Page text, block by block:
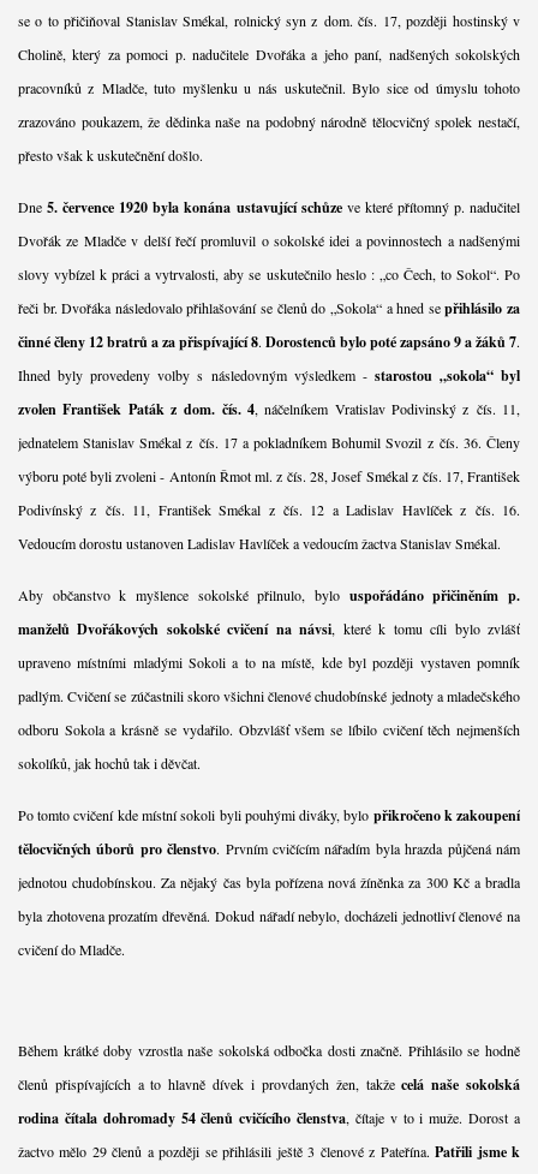
se o to přičiňoval Stanislav Smékal, rolnický syn z dom. čís. 17, později hostinský v
Cholině, který za pomoci p. nadučitele Dvořáka a jeho paní, nadšených sokolských
pracovníků z Mladče, tuto myšlenku u nás uskutečnil. Bylo sice od úmyslu tohoto
zrazováno poukazem, že dědinka naše na podobný národně tělocvičný spolek nestačí,
přesto však k uskutečnění došlo.
Dne5. července 1920 byla konána ustavující schůzeve které přítomný p. nadučitel
Dvořák ze Mladče v delší řečí promluvil o sokolské idei a povinnostech a nadšenými
slovy vybízel k práci a vytrvalosti, aby se uskutečnilo heslo : „co Čech, to Sokol“. Po
řeči br. Dvořáka následovalo přihlašování se členů do „Sokola“ a hned sepřihlásilo za
činné členy 12 bratrů a za přispívající 8.Dorostenců bylo poté zapsáno 9 a žáků 7.
Ihned byly provedeny volby s následovným výsledkem -starostou „sokola“ byl
zvolen František Paták z dom. čís. 4, náčelníkem Vratislav Podivinský z čís. 11,
jednatelem Stanislav Smékal z čís. 17 a pokladníkem Bohumil Svozil z čís. 36. Členy
výboru poté byli zvoleni - Antonín Řmot ml. z čís. 28, Josef Smékal z čís. 17, František
Podivínský z čís. 11, František Smékal z čís. 12 a Ladislav Havlíček z čís. 16.
Vedoucím dorostu ustanoven Ladislav Havlíček a vedoucím žactva Stanislav Smékal.
Aby občanstvo k myšlence sokolské přilnulo, bylo uspořádáno přičiněním p.
manželů Dvořákových sokolské cvičení na návsi, které k tomu cíli bylo zvlášť
upraveno místními mladými Sokoli a to na místě, kde byl později vystaven pomník
padlým. Cvičení se zúčastnili skoro všichni členové chudobínské jednoty a mladečského
odboru Sokola a krásně se vydařilo. Obzvlášť všem se líbilo cvičení těch nejmenších
sokolíků, jak hochů tak i děvčat.
Po tomto cvičení kde místní sokoli byli pouhými diváky, bylo přikročeno k zakoupení
tělocvičných úborů pro členstvo. Prvním cvičícím nářadím byla hrazda půjčená nám
jednotou chudobínskou. Za nějaký čas byla pořízena nová žíněnka za 300 Kč a bradla
byla zhotovena prozatím dřevěná. Dokud nářadí nebylo, docházeli jednotliví členové na
cvičení do Mladče.
Během krátké doby vzrostla naše sokolská odbočka dosti značně. Přihlásilo se hodně
členů přispívajících a to hlavně dívek i provdaných žen, takžecelá naše sokolská
rodina čítala dohromady 54 členů cvičícího členstva, čítaje v to i muže. Dorost a
žactvo mělo 29 členů a později se přihlásili ještě 3 členové z Pateřína.Patřili jsme k